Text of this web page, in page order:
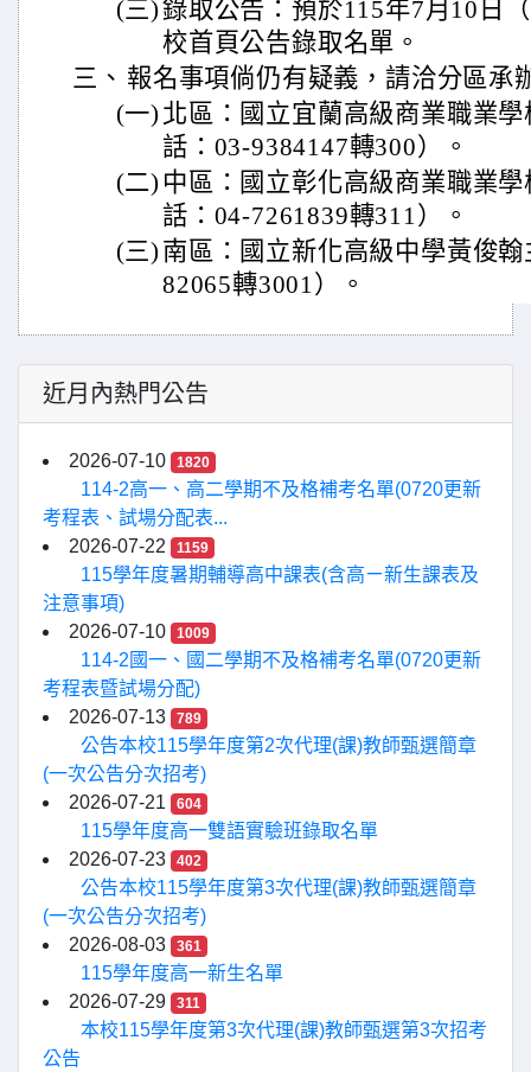
(三)錄取公告：預於115年7月10日
校首頁公告錄取名單。
三、 報名事項倘仍有疑義，請洽分區承
(一) 北區：國立宜蘭高級商業職業
話：03-9384147轉300）。
(二) 中區：國立彰化高級商業職業
話：04-7261839轉311）。
(三) 南區：國立新化高級中學黃俊
82065轉3001）。
近月內熱門公告
2026-07-10 1820
114-2高一、高二學期不及格補考名單(0720更新
考程表、試場分配表...
2026-07-22
1159
115學年度暑期輔導高中課表(含高ㄧ新生課表及
注意事項)
2026-07-10
1009
114-2國一、國二學期不及格補考名單(0720更新
考程表暨試場分配)
2026-07-13
789
公告本校115學年度第2次代理(課)教師甄選簡章
(一次公告分次招考)
2026-07-21
604
115學年度高一雙語實驗班錄取名單
2026-07-23
402
公告本校115學年度第3次代理(課)教師甄選簡章
(一次公告分次招考)
2026-08-03
361
115學年度高一新生名單
2026-07-29
311
本校115學年度第3次代理(課)教師甄選第3次招考
公告